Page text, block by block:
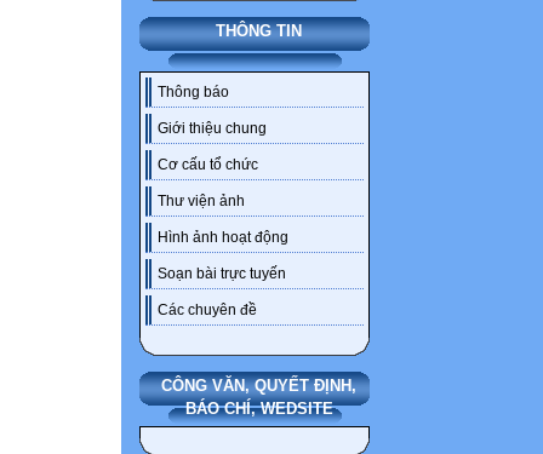
THÔNG TIN
Thông báo
Giới thiệu chung
Cơ cấu tổ chức
Thư viện ảnh
Hình ảnh hoạt động
Soạn bài trực tuyến
Các chuyên đề
CÔNG VĂN, QUYẾT ĐỊNH,
BÁO CHÍ, WEDSITE